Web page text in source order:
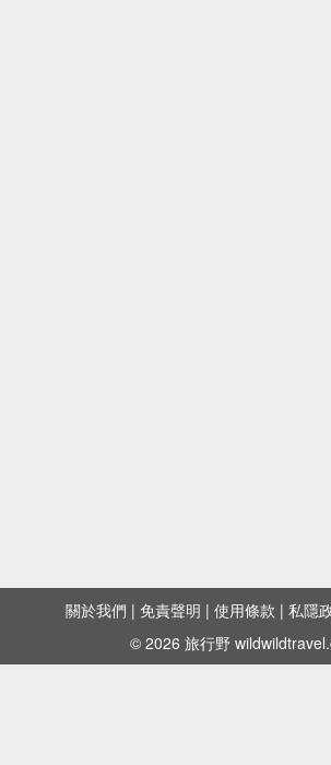
關於我們 | 免責聲明 | 使用條款 | 私隱
© 2026 旅行野